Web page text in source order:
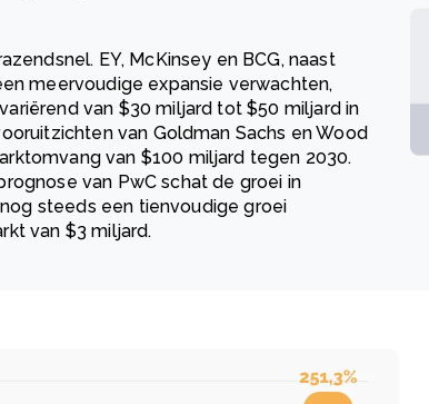
EY, McKinsey en BCG, naast
meervoudige expansie verwachten,
van $30 miljard tot $50 miljard in
van Goldman Sachs en Wood
van $100 miljard tegen 2030.
van PwC schat de groei in
steeds een tienvoudige groei
van $3 miljard.